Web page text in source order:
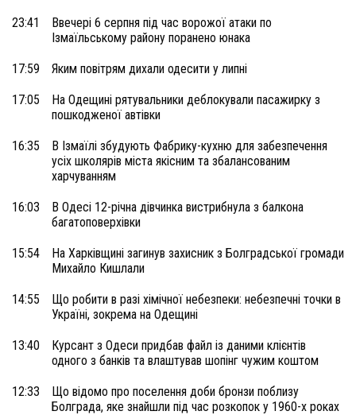
23:41
Ввечері 6 серпня під час ворожої атаки по
Ізмаїльському району поранено юнака
17:59 Яким повітрям дихали одесити у липні
17:05
На Одещині рятувальники деблокували пасажирку з
пошкодженої автівки
16:35
В Ізмаїлі збудують Фабрику-кухню для забезпечення
усіх школярів міста якісним та збалансованим
харчуванням
16:03
В Одесі 12-річна дівчинка вистрибнула з балкона
багатоповерхівки
15:54
На Харківщині загинув захисник з Болградської громади
Михайло Кишлали
14:55
Що робити в разі хімічної небезпеки: небезпечні точки в
Україні, зокрема на Одещині
13:40
Курсант з Одеси придбав файл із даними клієнтів
одного з банків та влаштував шопінг чужим коштом
12:33
Що відомо про поселення доби бронзи поблизу
Болграда, яке знайшли під час розкопок у 1960-х роках